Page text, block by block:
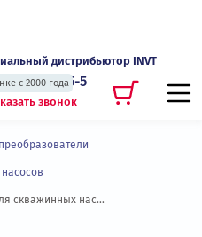
дистрибьютор INVT
с 2000 года
135-135-5
звонок
Частотные преобразователи для скважинных насосов 220 В